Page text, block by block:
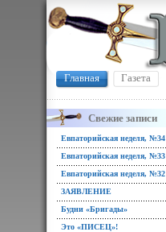
Главная Газета
Свежие записи
Евпаторийская неделя, №34
Евпаторийская неделя, №33
Евпаторийская неделя, №32
ЗАЯВЛЕНИЕ
Будни «Бригады»
Это «ПИСЕЦ»!